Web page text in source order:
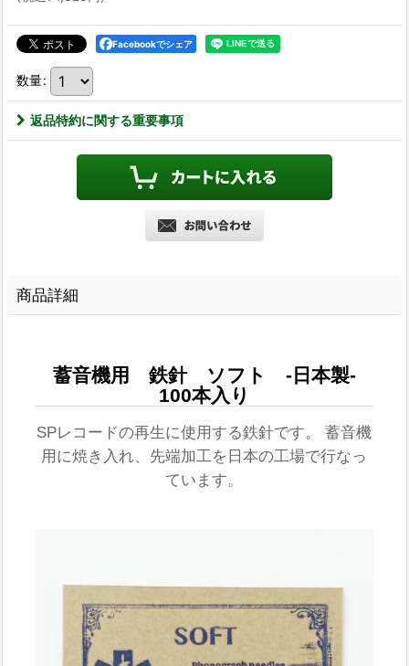
Facebookでシェア
数量:
返品特約に関する重要事項
商品詳細
蓄音機用 鉄針 ソフト -日本製-
100本入り
SPレコードの再生に使用する鉄針です。 蓄音機
用に焼き入れ、先端加工を日本の工場で行なっ
ています。